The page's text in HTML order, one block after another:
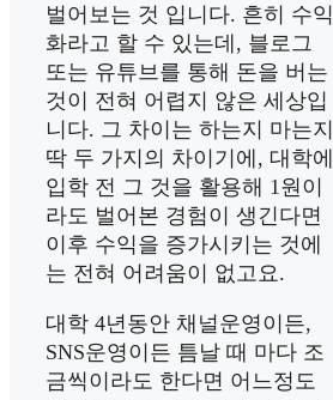
벌어보는 것 입니다. 흔히 수익
화라고 할 수 있는데, 블로그
또는 유튜브를 통해 돈을 버는
것이 전혀 어렵지 않은 세상입
니다. 그 차이는 하는지 마는지
딱 두 가지의 차이기에, 대학에
입학 전 그 것을 활용해 1원이
라도 벌어본 경험이 생긴다면
이후 수익을 증가시키는 것에
는 전혀 어려움이 없고요.
대학 4년동안 채널운영이든,
SNS운영이든 틈날 때 마다 조
금씩이라도 한다면 어느정도